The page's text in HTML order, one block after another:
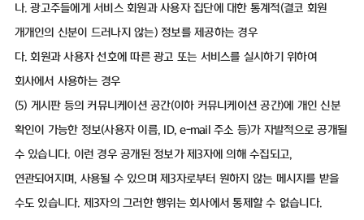
나. 광고주들에게 서비스 회원과 사용자 집단에 대한 통계적(결코 회원
개개인의 신분이 드러나지 않는) 정보를 제공하는 경우
다. 회원과 사용자 선호에 따른 광고 또는 서비스를 실시하기 위하여
회사에서 사용하는 경우
(5) 게시판 등의 커뮤니케이션 공간(이하 커뮤니케이션 공간)에 개인 신분
확인이 가능한 정보(사용자 이름, ID, e-mail 주소 등)가 자발적으로 공개될
수 있습니다. 이런 경우 공개된 정보가 제3자에 의해 수집되고,
연관되어지며, 사용될 수 있으며 제3자로부터 원하지 않는 메시지를 받을
수도 있습니다. 제3자의 그러한 행위는 회사에서 통제할 수 없습니다.